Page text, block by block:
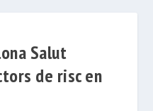
Salut
de risc en